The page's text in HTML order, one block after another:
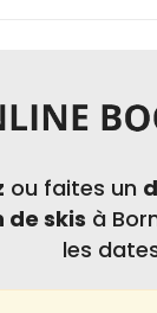
ou faites un
de skis à
les